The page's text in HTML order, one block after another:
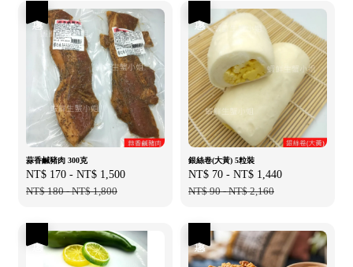
蒜香鹹豬肉 300克
Sale
price
NT$ 170 - NT$ 1,500
NT$ 180-NT$ 1,800
銀絲卷(大黃) 5粒裝
Sale
price
NT$ 70 - NT$ 1,440
NT$ 90-NT$ 2,160